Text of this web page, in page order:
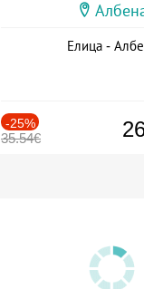
Елица -
-25%
35.54€